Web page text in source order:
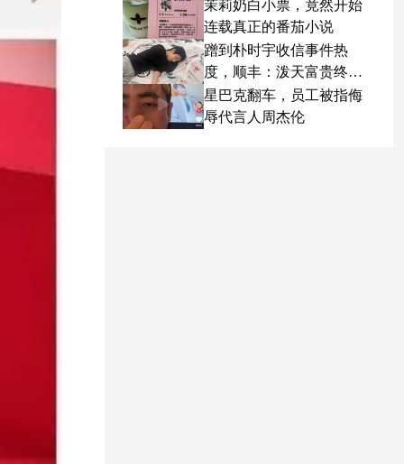
茉莉奶白小票，竟然开始
连载真正的番茄小说
蹭到朴时宇收信事件热
度，顺丰：泼天富贵终于
轮到我了
星巴克翻车，员工被指侮
辱代言人周杰伦